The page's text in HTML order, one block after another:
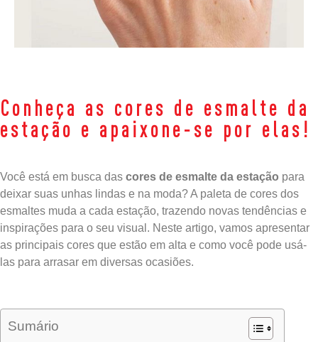
Conheça as cores de esmalte da
estação e apaixone-se por elas!
Você está em busca das cores de esmalte da estação para
deixar suas unhas lindas e na moda? A paleta de cores dos
esmaltes muda a cada estação, trazendo novas tendências e
inspirações para o seu visual. Neste artigo, vamos apresentar
as principais cores que estão em alta e como você pode usá-
las para arrasar em diversas ocasiões.
Sumário